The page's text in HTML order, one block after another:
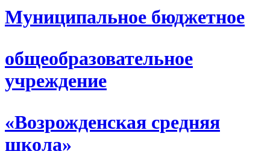
Муниципальное бюджетное
общеобразовательное
учреждение
«Возрожденская средняя
школа»